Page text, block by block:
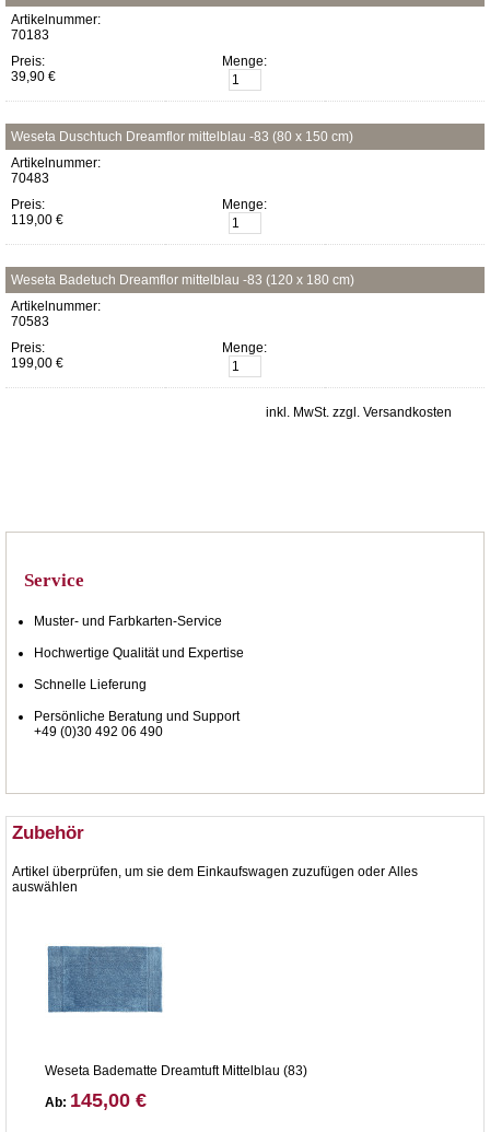
Artikelnummer:
70183
Preis:
39,90 €
Menge:
Weseta Duschtuch Dreamflor mittelblau -83 (80 x 150 cm)
Artikelnummer:
70483
Preis:
119,00 €
Menge:
Weseta Badetuch Dreamflor mittelblau -83 (120 x 180 cm)
Artikelnummer:
70583
Preis:
199,00 €
Menge:
inkl. MwSt. zzgl. Versandkosten
Service
Muster- und Farbkarten-Service
Hochwertige Qualität und Expertise
Schnelle Lieferung
Persönliche Beratung und Support
+49 (0)30 492 06 490
Zubehör
Artikel überprüfen, um sie dem Einkaufswagen zuzufügen oder Alles
auswählen
Weseta Badematte Dreamtuft Mittelblau (83)
Ab: 145,00 €